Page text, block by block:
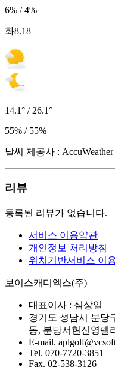
6% / 4%
화8.18
14.1° / 26.1°
55% / 55%
날씨 제공사 : AccuWeather
리뷰
등록된 리뷰가 없습니다.
서비스 이용약관
개인정보 처리방침
위치기반서비스 이
보이스캐디엑스(주)
대표이사 : 심상일
경기도 성남시 분당
동, 분당서현신영팰
E-mail.
Tel. 070-7720-3851
Fax. 02-538-3126